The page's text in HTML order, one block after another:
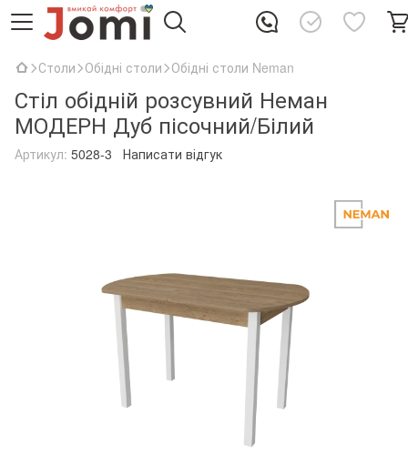
Столи Обідні столи Обідні столи Neman
Стіл обідній розсувний Неман
МОДЕРН Дуб пісочний/Білий
Артикул: 5028-3 Написати відгук